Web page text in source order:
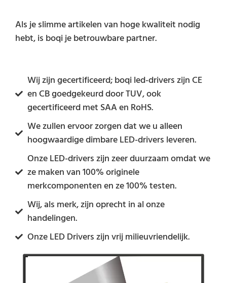
Als je slimme artikelen van hoge kwaliteit nodig
hebt, is boqi je betrouwbare partner.
Wij zijn gecertificeerd; boqi led-drivers zijn CE
en CB goedgekeurd door TUV, ook
gecertificeerd met SAA en RoHS.
We zullen ervoor zorgen dat we u alleen
hoogwaardige dimbare LED-drivers leveren.
Onze LED-drivers zijn zeer duurzaam omdat we
ze maken van 100% originele
merkcomponenten en ze 100% testen.
Wij, als merk, zijn oprecht in al onze
handelingen.
Onze LED Drivers zijn vrij milieuvriendelijk.